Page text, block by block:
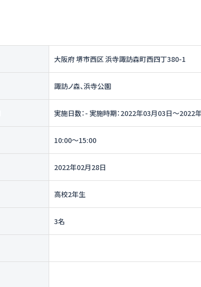
大阪府 堺市西区 浜寺諏訪森町西四丁380-1
諏訪ノ森、浜寺公園
実施日数：- 実施時期：2022年03月03日〜2022
10:00～15:00
2022年02月28日
高校2年生
3名